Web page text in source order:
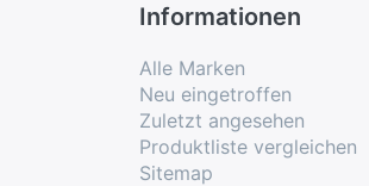
Informationen
Alle Marken
Neu eingetroffen
Zuletzt angesehen
Produktliste vergleichen
Sitemap